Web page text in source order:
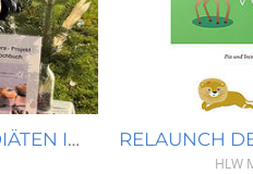
GESUNDE ERNÄHRUNG UND DIÄTEN IM KONTEXT
HLW